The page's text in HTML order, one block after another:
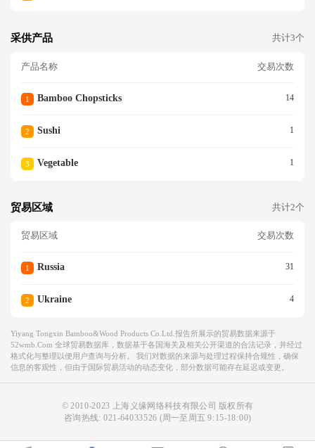
采供产品 共计3个
产品名称 交易次数
1 Bamboo Chopsticks 14
2 Sushi 1
3 Vegetable 1
贸易区域 共计2个
贸易区域 交易次数
1 Russia 31
2 Ukraine 4
Yiyang Tongxin Bamboo&wood Products Co.ltd.报告所展示的贸易数据来源于
52wmb.com 全球贸易数据库，数据基于各国海关及相关公开渠道的合法记录，并经过
格式化与整理以便用户查询与分析。 我们对数据的来源与处理过程保持合规性，确保
信息的客观性，但由于国际贸易活动的动态变化，部分数据可能存在延迟或变更。
© 2010-2023 上海义缘网络科技有限公司 版权所有
咨询热线:021-64033526 (周一至周五 9:15-18:00)